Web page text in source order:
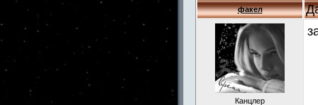
факел
Канцлер